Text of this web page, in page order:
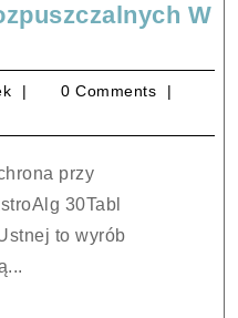
W
modraszek
0 Comments
30Tabl
to wyrób